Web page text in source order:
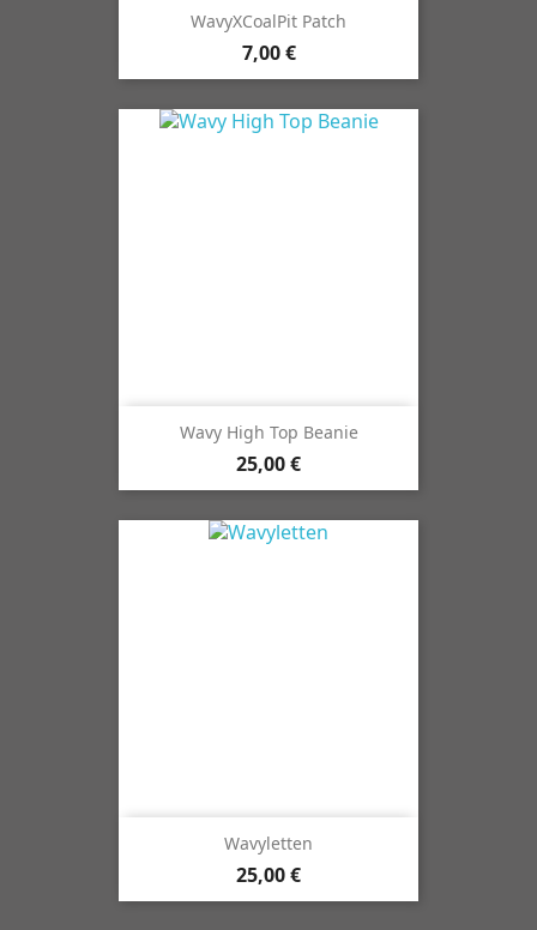
WavyXCoalPit Patch
7,00 €
Wavy High Top Beanie
25,00 €
Wavyletten
25,00 €